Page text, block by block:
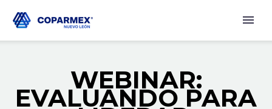
WEBINAR:
EVALUANDO PARA